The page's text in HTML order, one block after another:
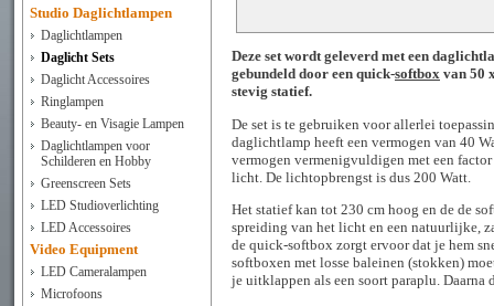
Studio Daglichtlampen
Daglichtlampen
Daglicht Sets
Daglicht Accessoires
Ringlampen
Beauty- en Visagie Lampen
Daglichtlampen voor
Schilderen en Hobby
Greenscreen Sets
LED Studioverlichting
LED Accessoires
Video Equipment
LED Cameralampen
Microfoons
Deze set wordt geleverd met een
gebundeld door een quick-softbox van 50
stevig statief.
De set is te gebruiken voor allerlei
daglichtlamp heeft een vermogen van 40
vermogen vermenigvuldigen met een
licht. De lichtopbrengst is dus 200 Watt.
Het statief kan tot 230 cm hoog en de de
spreiding van het licht en een natuurlijke,
de quick-softbox zorgt ervoor dat je hem
softboxen met losse baleinen (stokken)
je uitklappen als een soort paraplu.